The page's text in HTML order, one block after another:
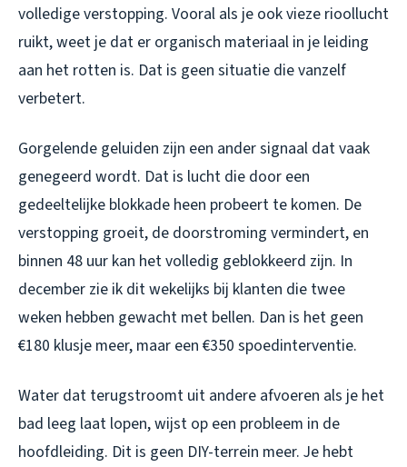
volledige verstopping. Vooral als je ook vieze rioollucht
ruikt, weet je dat er organisch materiaal in je leiding
aan het rotten is. Dat is geen situatie die vanzelf
verbetert.
Gorgelende geluiden zijn een ander signaal dat vaak
genegeerd wordt. Dat is lucht die door een
gedeeltelijke blokkade heen probeert te komen. De
verstopping groeit, de doorstroming vermindert, en
binnen 48 uur kan het volledig geblokkeerd zijn. In
december zie ik dit wekelijks bij klanten die twee
weken hebben gewacht met bellen. Dan is het geen
€180 klusje meer, maar een €350 spoedinterventie.
Water dat terugstroomt uit andere afvoeren als je het
bad leeg laat lopen, wijst op een probleem in de
hoofdleiding. Dit is geen DIY-terrein meer. Je hebt